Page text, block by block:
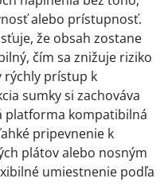
alebo prístupnosť.
že obsah zostane
čím sa znižuje riziko
rýchly prístup k
sumky si zachováva
platforma kompatibilná
pripevnenie k
plátov alebo nosným
umiestnenie podľa